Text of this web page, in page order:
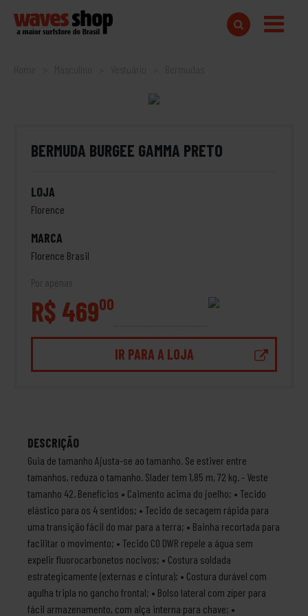
Home Bermudas
BERMUDA BURGEE GAMMA PRETO
LOJA
Florence
MARCA
Florence Brasil
Por apenas
R$ 46900
IR PARA A LOJA
DESCRIÇÃO
Guia de tamanho Ajusta-se ao tamanho. Se estiver entre
tamanhos, reduza o tamanho. Slader tem 1,85 m, 72 kg. - Veste
tamanho 42. Benefícios • Caimento acima do joelho; • Tecido
elástico para os 4 sentidos; • Tecido de secagem rápida para
uma transição fácil do mar para a terra; • Bainha recortada para
facilitar o movimento; • Tecido C0 DWR repele a água sem
expelir fluorocarbonetos nocivos; • Costura soldada
estrategicamente (externas e cintura); • Costura durável com
agulha tripla no gancho frontal; • Bolso lateral com zíper para
fácil armazenamento, com alça interna para chave; •